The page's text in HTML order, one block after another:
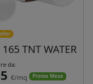
165 TNT WATER
da:
€/mq Promo Mese